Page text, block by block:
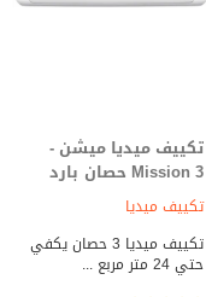
تكييف ميديا ميشن -
Mission 3 حصان بارد
فقط
تكييف ميديا
تكييف ميديا 3 حصان يكفي
حتي 24 متر مربع ...